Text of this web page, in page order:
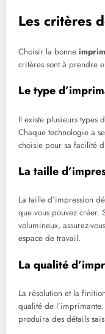
Les critères
Choisir la bonne
critères sont à prendre
Le type
Il existe plusieurs types
Chaque technologie a
choisie pour sa facilité
La taille
La taille d’impression
que vous pouvez créer.
volumineux, assurez-
espace de travail.
La qualité
La résolution et la
qualité de
produira des détails